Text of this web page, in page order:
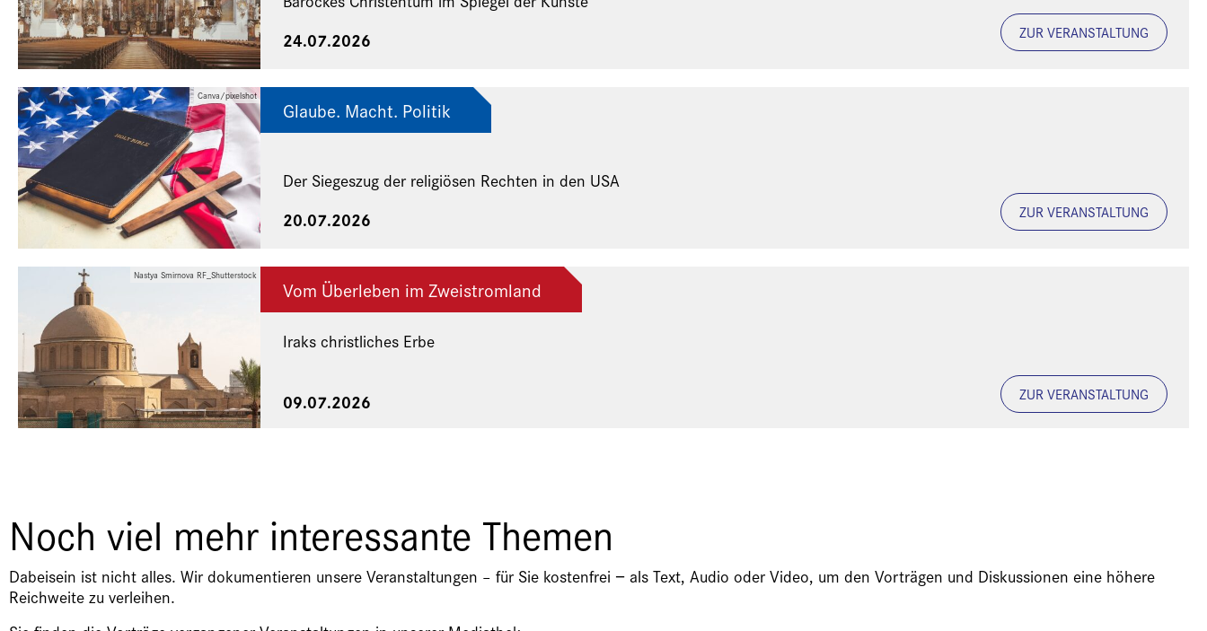
24.07.2026 ZUR VERANSTALTUNG
Canva/pixelshot
Glaube. Macht. Politik
Der Siegeszug der religiösen Rechten in den USA
20.07.2026 ZUR VERANSTALTUNG
Nastya Smirnova RF_Shutterstock
Vom Überleben im Zweistromland
Iraks christliches Erbe
09.07.2026 ZUR VERANSTALTUNG
Noch viel mehr interessante Themen
Dabeisein ist nicht alles. Wir dokumentieren unsere Veranstaltungen – für Sie kostenfrei − als Text, Audio oder Video, um den Vorträgen und Diskussionen eine höhere
Reichweite zu verleihen.